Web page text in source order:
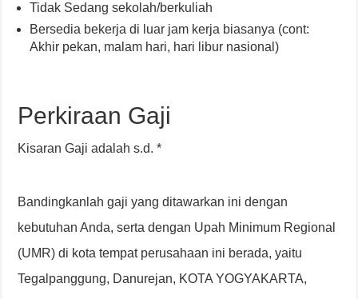
Tidak Sedang sekolah/berkuliah
Bersedia bekerja di luar jam kerja biasanya (cont:
Akhir pekan, malam hari, hari libur nasional)
Perkiraan Gaji
Kisaran Gaji adalah s.d. *
Bandingkanlah gaji yang ditawarkan ini dengan
kebutuhan Anda, serta dengan Upah Minimum Regional
(UMR) di kota tempat perusahaan ini berada, yaitu
Tegalpanggung, Danurejan, KOTA YOGYAKARTA,